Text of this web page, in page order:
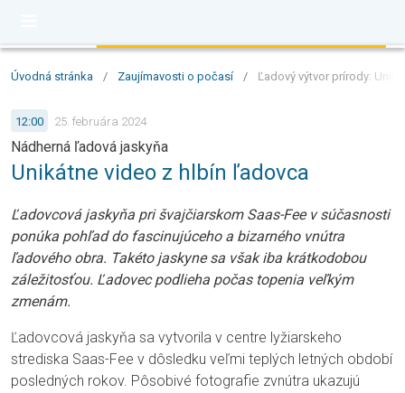
Úvodná stránka / Zaujímavosti o počasí / Ľadový výtvor prírody:
12:00 25. februára 2024
Nádherná ľadová jaskyňa
Unikátne video z hlbín ľadovca
Ľadovcová jaskyňa pri švajčiarskom Saas-Fee v súčasnosti
ponúka pohľad do fascinujúceho a bizarného vnútra
ľadového obra. Takéto jaskyne sa však iba krátkodobou
záležitosťou. Ľadovec podlieha počas topenia veľkým
zmenám.
Ľadovcová jaskyňa sa vytvorila v centre lyžiarskeho
strediska Saas-Fee v dôsledku veľmi teplých letných období
posledných rokov. Pôsobivé fotografie zvnútra ukazujú